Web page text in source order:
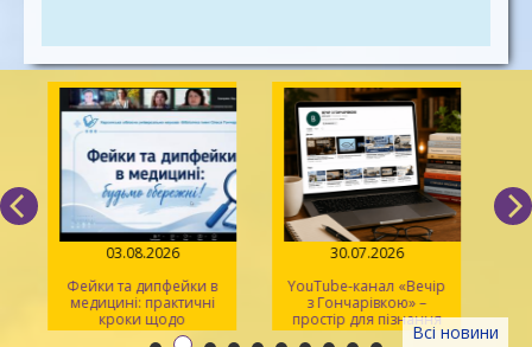
Всі новини
03.08.2026
Фейки та дипфейки в
медицині: практичні
кроки щодо
розпізнавання
30.07.2026
YouTube-канал «Вечір
з Гончарівкою» –
простір для пізнання
та натхнення